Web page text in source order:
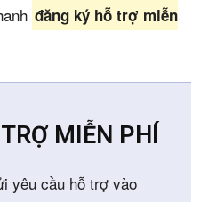
đăng ký hỗ trợ miễn
MIỄN PHÍ
yêu cầu hỗ trợ vào